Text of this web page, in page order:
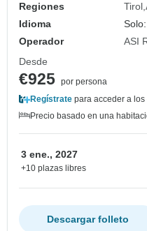
Regiones
Tirol
Idioma
Operador
ASI
Desde
€925 por persona
Regístrate para acceder a
Precio basado en una
3 ene., 2027
+10 plazas libres
Descargar folleto